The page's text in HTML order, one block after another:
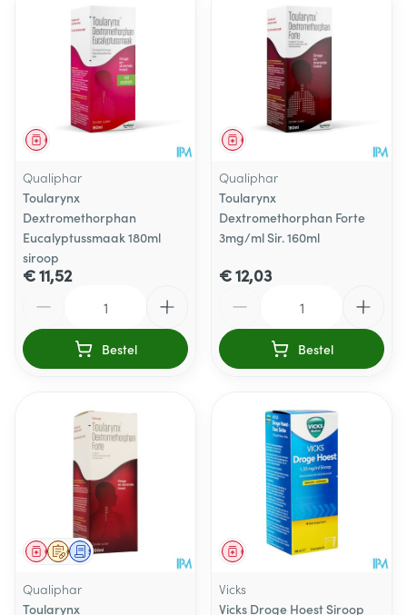
Geneesmiddel
Qualiphar
Toularynx
Dextromethorphan
Eucalyptussmaak 180ml
siroop
€ 11,52
Bestel
Geneesmiddel
Qualiphar
Toularynx
Dextromethorphan Forte
3mg/ml Sir. 160ml
€ 12,03
Bestel
Op voorschrift
GeneesmiddelSchriftelijke aanvraag
Qualiphar
Toularynx
Geneesmiddel
Vicks
Vicks Droge Hoest Siroop